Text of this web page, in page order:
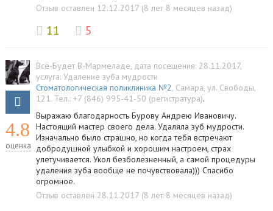
Отзыв оставлен 12.12.2017 (8 лет 8 месяцев назад)
11 5
4.8
оценка
Всё-Будет В-Мармеладе, дата посещения: 28.11.2017,
услуга: Удаление зуба мудрости
Стоматологическая поликлиника №2, Самара, ул. Свободы,
121. Тел.: +7 (846) 995-41-50 (регистратура).
Выражаю благодарность Бурову Андрею Ивановичу.
Настоящий мастер своего дела. Удаляла зуб мудрости.
Изначально было страшно, но когда тебя встречают
добродушной улыбкой и хорошим настроем, страх
улетучивается. Укол безболезненный, а самой процедуры
удаления зуба вообще не почувствовала))) Спасибо
огромное.
Отзыв оставлен 28.11.2017 (8 лет 8 месяцев назад)